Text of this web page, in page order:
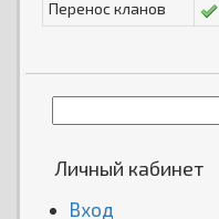
Перенос кланов
Личный кабинет
Вход